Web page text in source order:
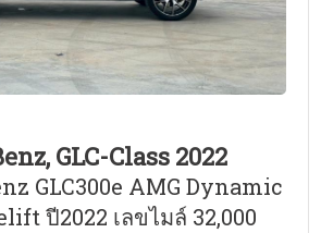
GLC-Class 2022
GLC300e AMG Dynamic
ปี2022 เลขไมล์ 32,000